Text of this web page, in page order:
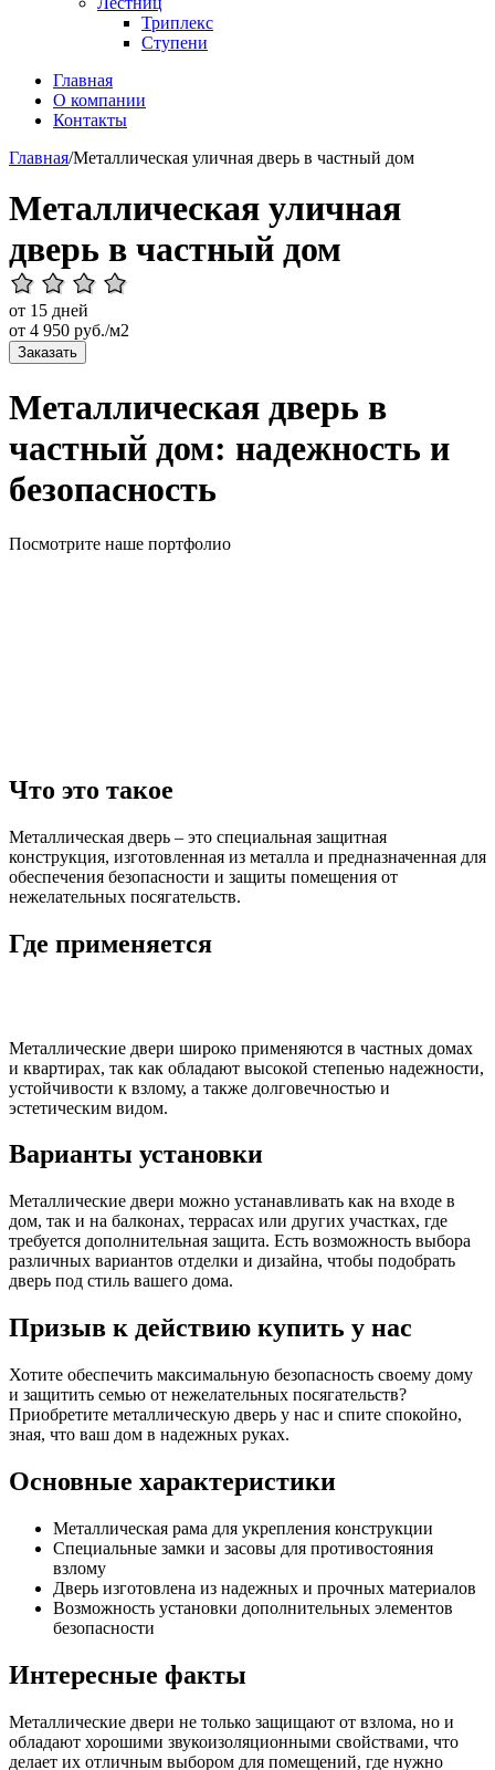
Триплекс
Ступени
Главная
О компании
Контакты
Главная/Металлическая уличная дверь в частный дом
Металлическая уличная
дверь в частный дом
от 15 дней
от 4 950 руб./м2
Заказать
Металлическая дверь в
частный дом: надежность и
безопасность
Посмотрите наше портфолио
Что это такое
Металлическая дверь – это специальная защитная
конструкция, изготовленная из металла и предназначенная для
обеспечения безопасности и защиты помещения от
нежелательных посягательств.
Где применяется
Металлические двери широко применяются в частных домах
и квартирах, так как обладают высокой степенью надежности,
устойчивости к взлому, а также долговечностью и
эстетическим видом.
Варианты установки
Металлические двери можно устанавливать как на входе в
дом, так и на балконах, террасах или других участках, где
требуется дополнительная защита. Есть возможность выбора
различных вариантов отделки и дизайна, чтобы подобрать
дверь под стиль вашего дома.
Призыв к действию купить у нас
Хотите обеспечить максимальную безопасность своему дому
и защитить семью от нежелательных посягательств?
Приобретите металлическую дверь у нас и спите спокойно,
зная, что ваш дом в надежных руках.
Основные характеристики
Металлическая рама для укрепления конструкции
Специальные замки и засовы для противостояния
взлому
Дверь изготовлена из надежных и прочных материалов
Возможность установки дополнительных элементов
безопасности
Интересные факты
Металлические двери не только защищают от взлома, но и
обладают хорошими звукоизоляционными свойствами, что
делает их отличным выбором для помещений, где нужно